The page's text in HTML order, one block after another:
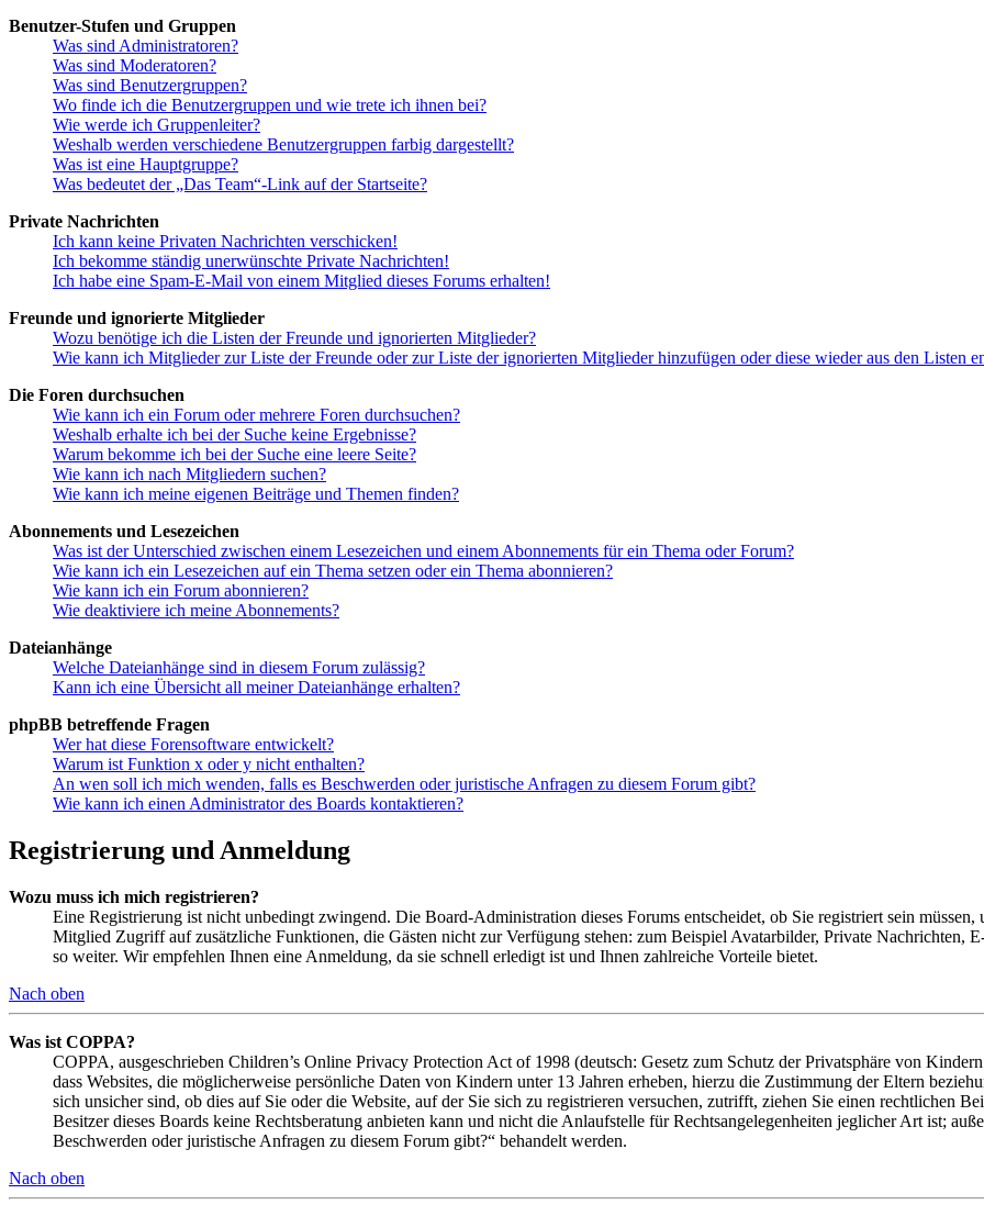
Benutzer-Stufen und Gruppen
Was sind Administratoren?
Was sind Moderatoren?
Was sind Benutzergruppen?
Wo finde ich die Benutzergruppen und wie trete ich ihnen bei?
Wie werde ich Gruppenleiter?
Weshalb werden verschiedene Benutzergruppen farbig dargestellt?
Was ist eine Hauptgruppe?
Was bedeutet der „Das Team“-Link auf der Startseite?
Private Nachrichten
Ich kann keine Privaten Nachrichten verschicken!
Ich bekomme ständig unerwünschte Private Nachrichten!
Ich habe eine Spam-E-Mail von einem Mitglied dieses Forums erhalten!
Freunde und ignorierte Mitglieder
Wozu benötige ich die Listen der Freunde und ignorierten Mitglieder?
Wie kann ich Mitglieder zur Liste der Freunde oder zur Liste der ignorierten Mitglieder hinzufügen oder diese wieder aus den Listen
Die Foren durchsuchen
Wie kann ich ein Forum oder mehrere Foren durchsuchen?
Weshalb erhalte ich bei der Suche keine Ergebnisse?
Warum bekomme ich bei der Suche eine leere Seite?
Wie kann ich nach Mitgliedern suchen?
Wie kann ich meine eigenen Beiträge und Themen finden?
Abonnements und Lesezeichen
Was ist der Unterschied zwischen einem Lesezeichen und einem Abonnements für ein Thema oder Forum?
Wie kann ich ein Lesezeichen auf ein Thema setzen oder ein Thema abonnieren?
Wie kann ich ein Forum abonnieren?
Wie deaktiviere ich meine Abonnements?
Dateianhänge
Welche Dateianhänge sind in diesem Forum zulässig?
Kann ich eine Übersicht all meiner Dateianhänge erhalten?
phpBB betreffende Fragen
Wer hat diese Forensoftware entwickelt?
Warum ist Funktion x oder y nicht enthalten?
An wen soll ich mich wenden, falls es Beschwerden oder juristische Anfragen zu diesem Forum gibt?
Wie kann ich einen Administrator des Boards kontaktieren?
Registrierung und Anmeldung
Wozu muss ich mich registrieren?
Eine Registrierung ist nicht unbedingt zwingend. Die Board-Administration dieses Forums entscheidet, ob Sie registriert sein
Mitglied Zugriff auf zusätzliche Funktionen, die Gästen nicht zur Verfügung stehen: zum Beispiel Avatarbilder, Private Nachrichten,
so weiter. Wir empfehlen Ihnen eine Anmeldung, da sie schnell erledigt ist und Ihnen zahlreiche Vorteile bietet.
Nach oben
Was ist COPPA?
COPPA, ausgeschrieben Children’s Online Privacy Protection Act of 1998 (deutsch: Gesetz zum Schutz der Privatsphäre von
dass Websites, die möglicherweise persönliche Daten von Kindern unter 13 Jahren erheben, hierzu die Zustimmung der Eltern
sich unsicher sind, ob dies auf Sie oder die Website, auf der Sie sich zu registrieren versuchen, zutrifft, ziehen Sie einen rechtlichen
Besitzer dieses Boards keine Rechtsberatung anbieten kann und nicht die Anlaufstelle für Rechtsangelegenheiten jeglicher Art ist;
Beschwerden oder juristische Anfragen zu diesem Forum gibt?“ behandelt werden.
Nach oben